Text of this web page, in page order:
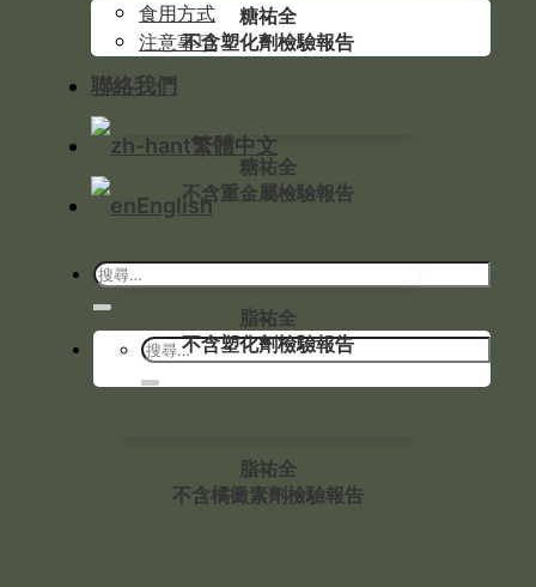
食用方式
注意事項
聯絡我們
繁體中文
English
糖祐全
不含塑化劑檢驗報告
糖祐全
不含重金屬檢驗報告
脂祐全
不含塑化劑檢驗報告
脂祐全
不含橘黴素劑檢驗報告